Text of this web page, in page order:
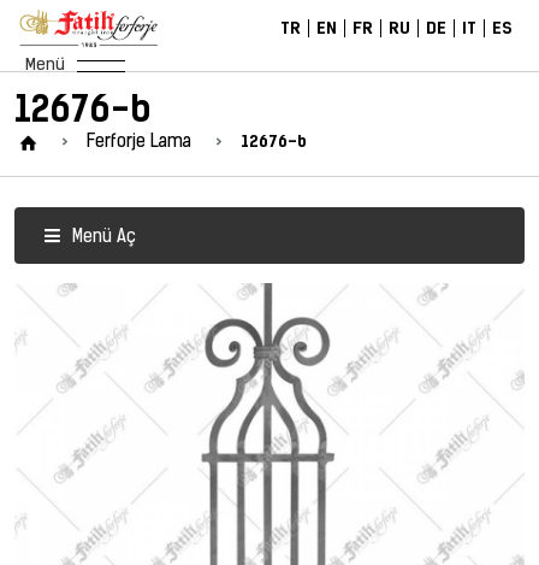
TR EN FR RU DE IT ES
Menü
12676-b
Ferforje Lama 12676-b
Menü Aç